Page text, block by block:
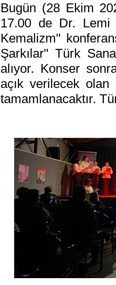
Bugün (28 Ekim
17.00 de Dr. Lemi
Kemalizm"
Şarkılar" Türk
alıyor. Konser
açık verilecek
tamamlanacaktır.